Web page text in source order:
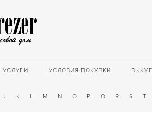
УСЛУГИ УСЛОВИЯ ПОКУПКИ ВЫКУП
J K L M N O P Q R S T